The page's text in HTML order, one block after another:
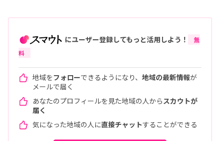
にユーザー登録してもっと活用しよう！
無
料
地域をフォローできるようになり、 地域の最新情報が
メールで届く
あなたのプロフィールを見た地域の人から スカウトが
届く
気になった地域の人に直接チャットすることができる